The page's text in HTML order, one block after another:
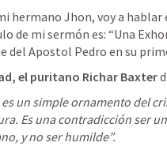
hermano Jhon, voy a hablar
de mi sermón es: “Una
del Apostol Pedro en su
el puritano Richar Baxter
un simple ornamento del
Es una contradicción ser
y no ser humilde”.